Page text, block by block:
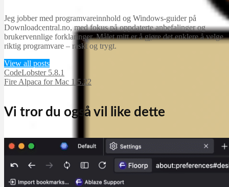
AnimasjonsprogrammerMultimedieprogrammer
Jeg jobber med programvareinnhold og Windows-guider på
Downloadcentral.no, med fokus på oppdaterte anbefalinger og
brukervennlige forklaringer. Målet mitt er å gjøre det enklere å velge
riktig programvare – raskt og trygt.
View all posts
CodeLobster 5.8.1
Fire Alpaca for Mac 1.5.22
Vi tror du også vil like dette